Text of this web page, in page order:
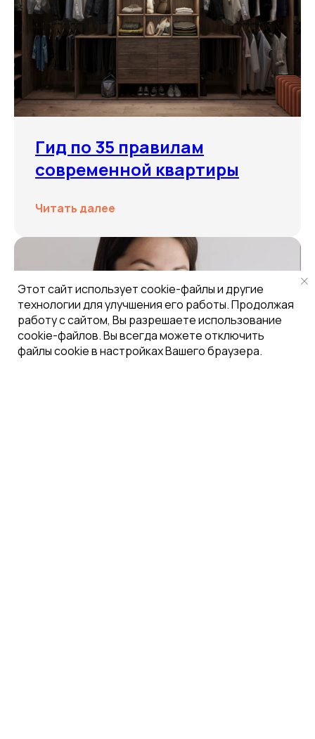
Гид по 35 правилам
современной квартиры
Читать далее
Этот сайт использует cookie-файлы и другие
технологии для улучшения его работы. Продолжая
работу с сайтом, Вы разрешаете использование
cookie-файлов. Вы всегда можете отключить
файлы cookie в настройках Вашего браузера.